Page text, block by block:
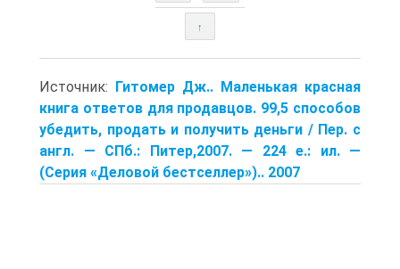
↑
Источник: Гитомер Дж.. Маленькая красная
книга ответов для продавцов. 99,5 способов
убедить, продать и получить деньги / Пер. с
англ. — СПб.: Питер,2007. — 224 е.: ил. —
(Серия «Деловой бестселлер»).. 2007